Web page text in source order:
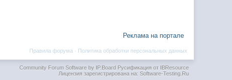
Реклама на портале
Политика обработки персональных данных
Правила форума ·
Community Forum Software by IP.BoardРусификация от IBResource
Лицензия зарегистрирована на: Software-Testing.Ru